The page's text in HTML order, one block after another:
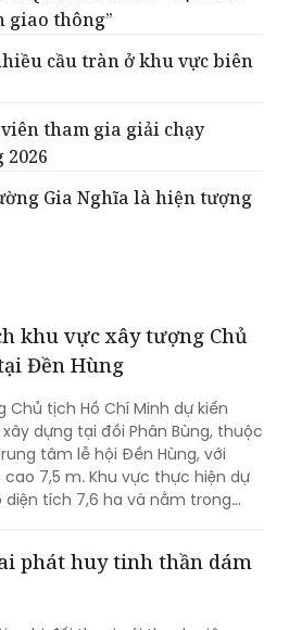
giao thông”
cầu tràn ở khu vực biên
tham gia giải chạy
Gia Nghĩa là hiện tượng
khu vực xây tượng Chủ
Đền Hùng
Chủ tịch Hồ Chí Minh dự kiến
dựng tại đồi Phân Bùng, thuộc
tâm lễ hội Đền Hùng, với
cao 7,5 m. Khu vực thực hiện dự
diện tích 7,6 ha và nằm trong
phát huy tinh thần dám